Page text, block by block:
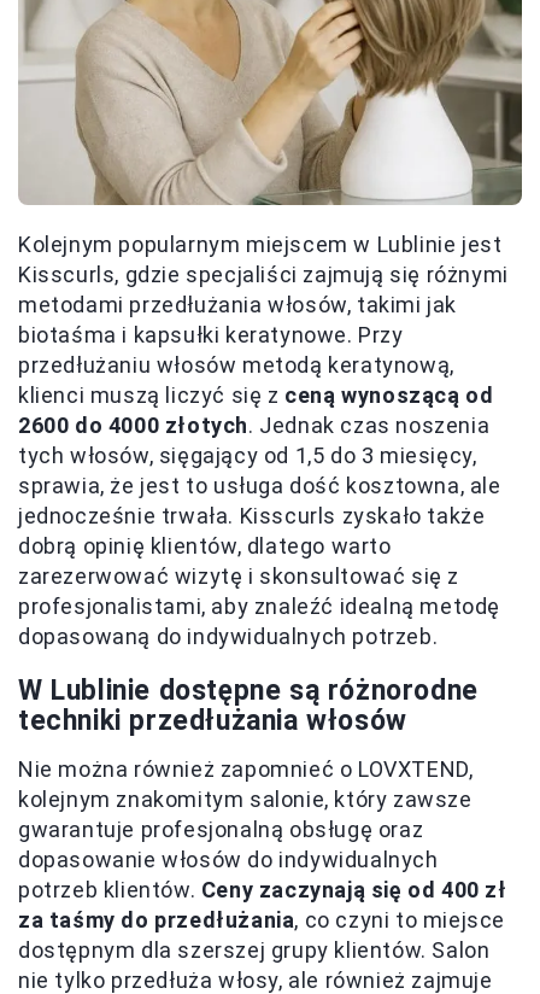
Kolejnym popularnym miejscem w Lublinie jest
Kisscurls, gdzie specjaliści zajmują się różnymi
metodami przedłużania włosów, takimi jak
biotaśma i kapsułki keratynowe. Przy
przedłużaniu włosów metodą keratynową,
klienci muszą liczyć się z ceną wynoszącą od
2600 do 4000 złotych. Jednak czas noszenia
tych włosów, sięgający od 1,5 do 3 miesięcy,
sprawia, że jest to usługa dość kosztowna, ale
jednocześnie trwała. Kisscurls zyskało także
dobrą opinię klientów, dlatego warto
zarezerwować wizytę i skonsultować się z
profesjonalistami, aby znaleźć idealną metodę
dopasowaną do indywidualnych potrzeb.
W Lublinie dostępne są różnorodne
techniki przedłużania włosów
Nie można również zapomnieć o LOVXTEND,
kolejnym znakomitym salonie, który zawsze
gwarantuje profesjonalną obsługę oraz
dopasowanie włosów do indywidualnych
potrzeb klientów. Ceny zaczynają się od 400 zł
za taśmy do przedłużania, co czyni to miejsce
dostępnym dla szerszej grupy klientów. Salon
nie tylko przedłuża włosy, ale również zajmuje